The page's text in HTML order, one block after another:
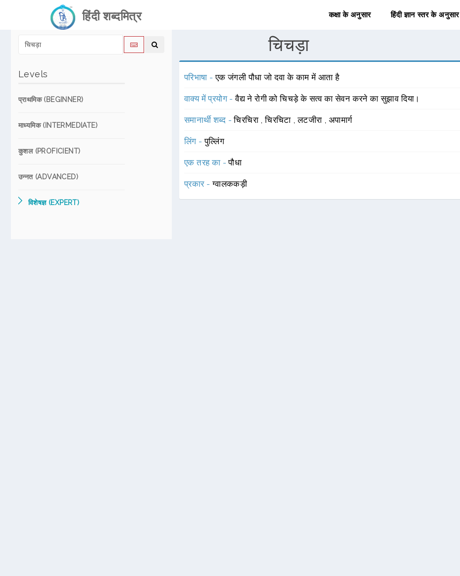
हिंदी शब्दमित्र कक्षा के अनुसार हिंदी ज्ञान स्तर के अनुसार
Levels
प्राथमिक (BEGINNER)
माध्यमिक (INTERMEDIATE)
कुशल (PROFICIENT)
उन्नत (ADVANCED)
विशेषज्ञ (EXPERT)
चिचड़ा
परिभाषा -एक जंगली पौधा जो दवा के काम में आता है
वाक्य में प्रयोग -वैद्य ने रोगी को चिचड़े के सत्व का सेवन करने का सुझाव दिया।
समानार्थी शब्द -चिरचिरा ,चिरचिटा ,लटजीरा , अपामार्ग
लिंग -पुल्लिंग
एक तरह का -पौधा
प्रकार -ग्वालककड़ी